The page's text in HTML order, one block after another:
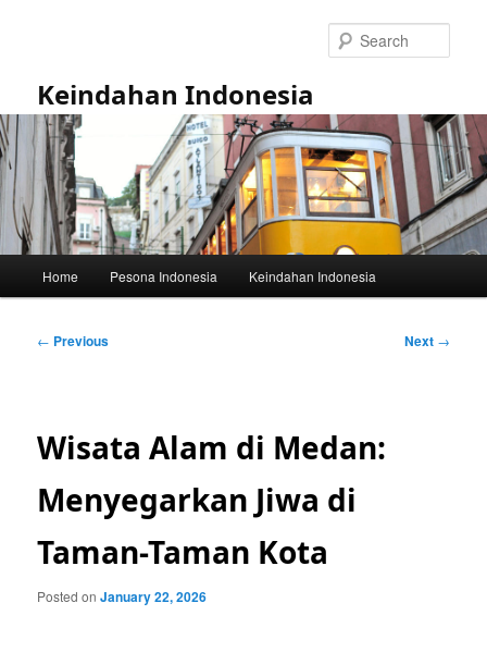
Keindahan Indonesia
Home Pesona Indonesia Keindahan Indonesia
Post
← Previous Next →
Wisata Alam di Medan:
Menyegarkan Jiwa di
Taman-Taman Kota
Posted onJanuary 22, 2026